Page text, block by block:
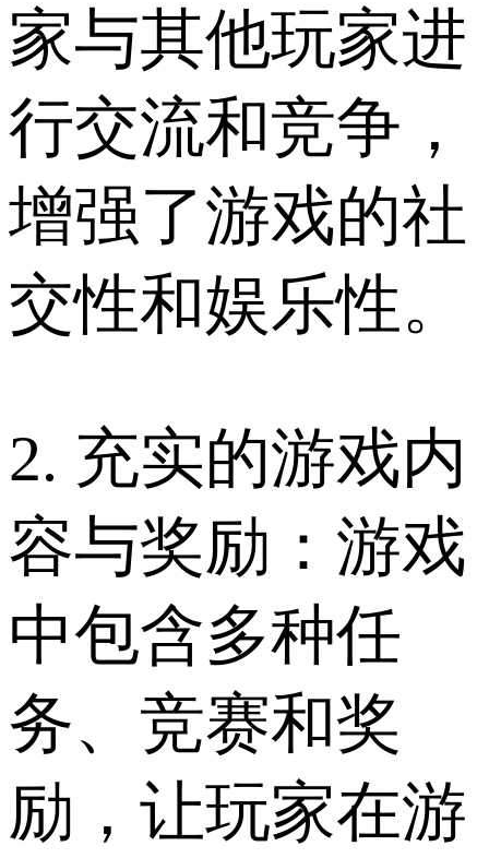
家与其他玩家进
行交流和竞争，
增强了游戏的社
交性和娱乐性。
2. 充实的游戏内
容与奖励：游戏
中包含多种任
务、竞赛和奖
励，让玩家在游